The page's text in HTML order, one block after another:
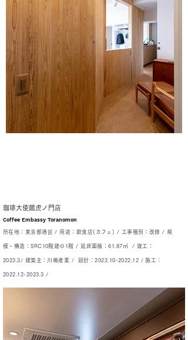
珈琲大使館虎ノ門店
Coffee Embassy Toranomon
所在地：東京都港区 / 用途：飲食店(カフェ) / 工事種別：改修 /規
模・構造：SRC10階建の1階 / 延床面積：61.87㎡ / 竣工：
2023.3/ 建築主：川嶋産業 / 設計：2022.10-2022.12 /施工：
2022.12-2023.3 /